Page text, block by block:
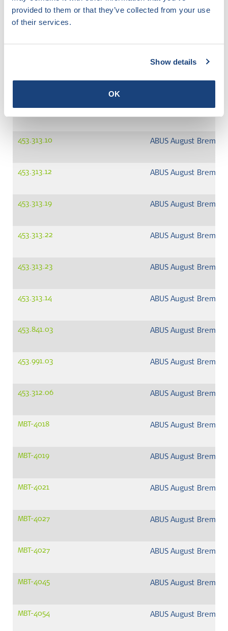
provided to them or that they’ve collected from your use
of their services.
Show details
OK
453.312.13 ABUS August
453.313.02
ABUS August
453.313.08 ABUS August
453.313.10 ABUS August
453.313.12 ABUS August
453.313.19 ABUS August
453.313.22 ABUS August
453.313.23 ABUS August
453.313.14 ABUS August
453.841.03 ABUS August
453.991.03 ABUS August
453.312.06 ABUS August
MBT-4018 ABUS August
MBT-4019 ABUS August
MBT-4021 ABUS August
MBT-4027 ABUS August
MBT-4027 ABUS August
MBT-4045 ABUS August
MBT-4054 ABUS August